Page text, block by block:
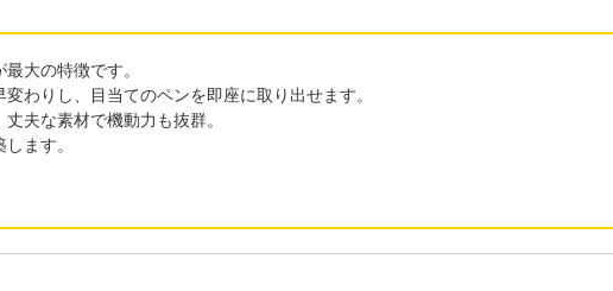
大の特徴です。
わりし、目当てのペンを即座に取り出せます。
夫な素材で機動力も抜群。
ます。